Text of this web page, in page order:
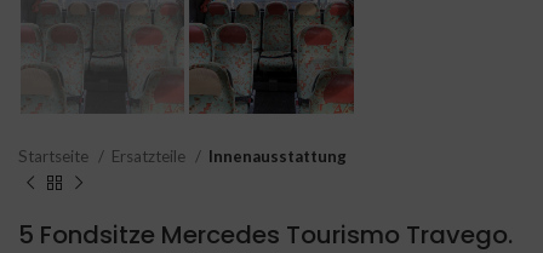
Startseite Ersatzteile Innenausstattung
5 Fondsitze Mercedes Tourismo Travego.